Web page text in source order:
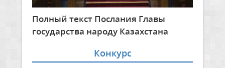
Полный текст Послания Главы
государства народу Казахстана
Конкурс